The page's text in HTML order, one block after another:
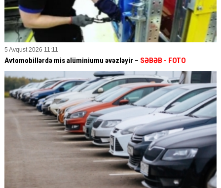
5 Avqust 2026 11:11
Avtomobillərdə mis alüminiumu əvəzləyir – SƏBƏB - FOTO